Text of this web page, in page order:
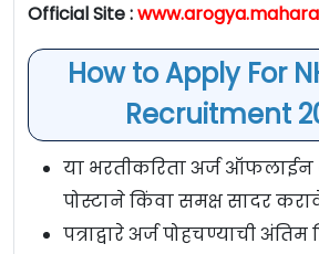
Official Site :
How to Apply For
Recruitment
या भरतीकरिता अर्ज ऑफलाईन
पोस्टाने किंवा समक्ष सादर
पत्राद्वारे अर्ज पोहचण्याची